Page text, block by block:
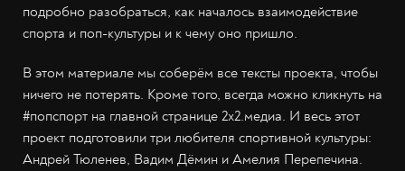
подробно разобраться, как началось взаимодействие
спорта и поп-культуры и к чему оно пришло.
В этом материале мы соберём все тексты проекта, чтобы
ничего не потерять. Кроме того, всегда можно кликнуть на
#попспорт на главной странице 2х2.медиа. И весь этот
проект подготовили три любителя спортивной культуры:
Андрей Тюленев, Вадим Дёмин и Амелия Перепечина.